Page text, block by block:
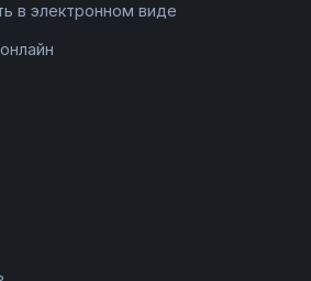
в электронном виде